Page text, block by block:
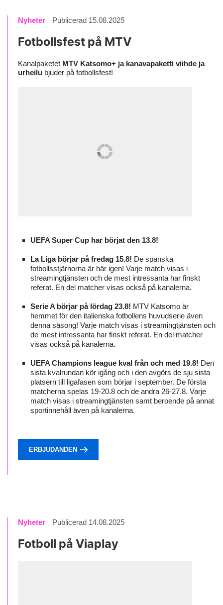
Nyheter Publicerad 15.08.2025
Fotbollsfest på MTV
Kanalpaketet MTV Katsomo+ ja kanavapaketti viihde ja
urheilu bjuder på fotbollsfest!
UEFA Super Cup har börjat den 13.8!
La Liga börjar på fredag 15.8! De spanska
fotbollsstjärnorna är här igen! Varje match visas i
streamingtjänsten och de mest intressanta har finskt
referat. En del matcher visas också på kanalerna.
Serie A börjar på lördag 23.8! MTV Katsomo är
hemmet för den italienska fotbollens huvudserie även
denna säsong! Varje match visas i streamingtjänsten och
de mest intressanta har finskt referat. En del matcher
visas också på kanalerna.
UEFA Champions league kval från och med 19.8! Den
sista kvalrundan kör igång och i den avgörs de sju sista
platsern till ligafasen som börjar i september. De första
matcherna spelas 19-20.8 och de andra 26-27.8. Varje
match visas i streamingtjänsten samt beroende på annat
sportinnehåll även på kanalerna.
ERBJUDANDEN
Nyheter Publicerad 14.08.2025
Fotboll på Viaplay